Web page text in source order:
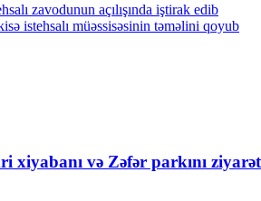
zavodunun açılışında iştirak edib
istehsalı müəssisəsinin təməlini qoyub
xiyabanı və Zəfər parkını